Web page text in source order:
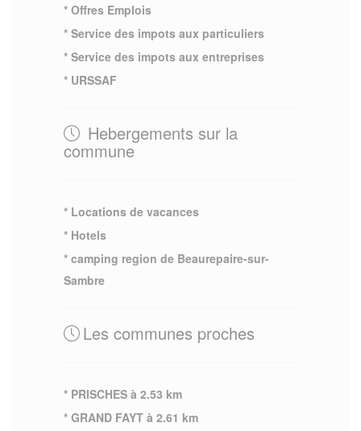
* Offres Emplois
* Service des impots aux particuliers
* Service des impots aux entreprises
* URSSAF
Hebergements sur la
commune
* Locations de vacances
* Hotels
* camping region de Beaurepaire-sur-
Sambre
Les communes proches
* PRISCHES à 2.53 km
* GRAND FAYT à 2.61 km